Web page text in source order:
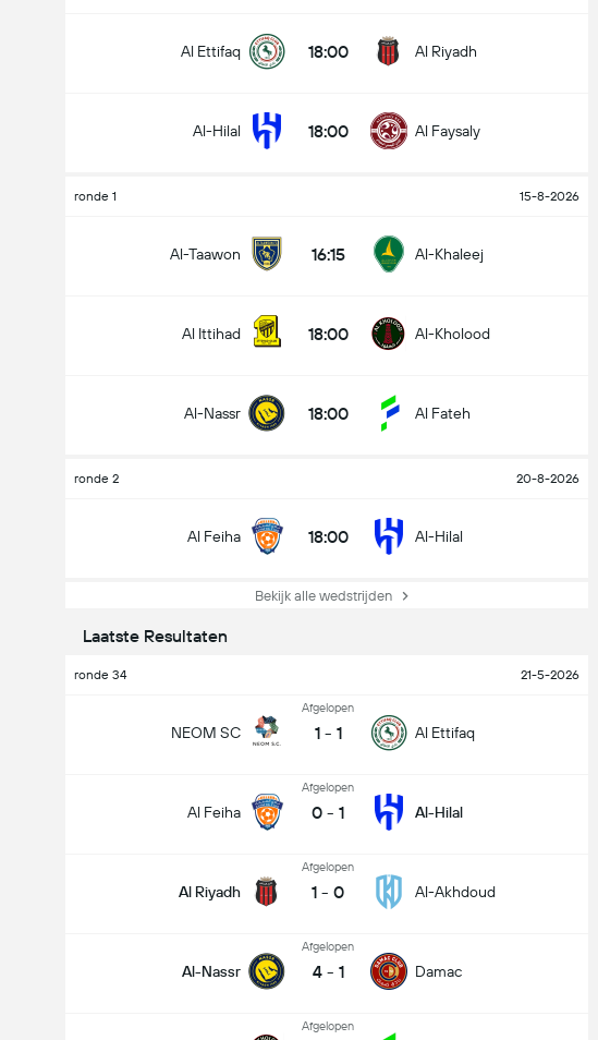
Al Ettifaq 18:00 Al Riyadh
Al-Hilal 18:00 Al Faysaly
ronde 1 15-8-2026
Al-Taawon 16:15 Al-Khaleej
Al Ittihad 18:00 Al-Kholood
Al-Nassr 18:00 Al Fateh
ronde 2 20-8-2026
Al Feiha 18:00 Al-Hilal
Bekijk alle wedstrijden
Laatste Resultaten
ronde 34 21-5-2026
NEOM SC
Afgelopen
1 - 1 Al Ettifaq
Al Feiha
Afgelopen
0 - 1 Al-Hilal
Al Riyadh
Afgelopen
1 - 0 Al-Akhdoud
Al-Nassr
Afgelopen
4 - 1 Damac
Afgelopen